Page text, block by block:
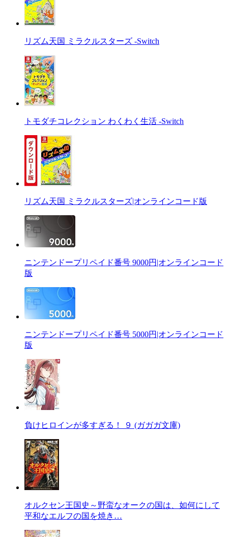
リズム天国 ミラクルスターズ -Switch
トモダチコレクション わくわく生活 -Switch
リズム天国 ミラクルスターズ|オンラインコード版
ニンテンドープリペイド番号 9000円|オンラインコード
版
ニンテンドープリペイド番号 5000円|オンラインコード
版
負けヒロインが多すぎる！ ９ (ガガガ文庫)
オルクセン王国史～野蛮なオークの国は、如何にして
平和なエルフの国を焼き…